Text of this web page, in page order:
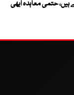
حتمی معاہدہ ابھی